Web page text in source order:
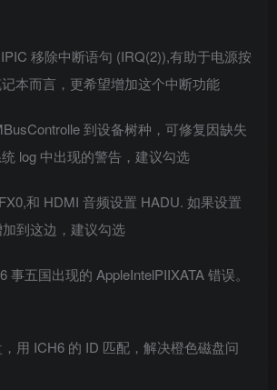
移除中断语句 (IRQ(2)),有助于电源按
本而言，更希望增加这个中断功能
到设备树种，可修复因缺失
log 中出现的警告，建议勾选
和 HDMI 音频设置 HADU. 如果设置
到这边，建议勾选
事五国出现的 AppleIntelPIIXATA 错误。
用 ICH6 的 ID 匹配，解决橙色磁盘问